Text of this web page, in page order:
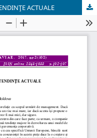
ACTUALE